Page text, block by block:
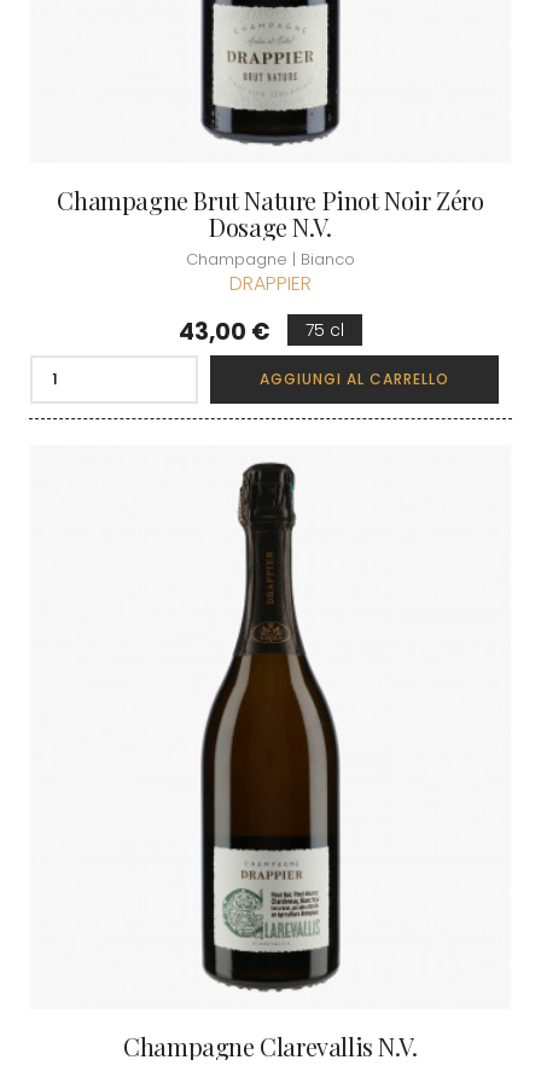
Champagne Brut Nature Pinot Noir Zéro
Dosage N.V.
Champagne | Bianco
DRAPPIER
Prezzo
43,00 € 75 cl
AGGIUNGI AL CARRELLO
Champagne Clarevallis N.V.